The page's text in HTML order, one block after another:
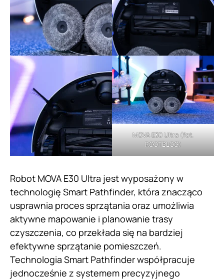
MOVA E30 Ultra (fot.
ROOTBLOG)
Robot MOVA E30 Ultra jest wyposażony w
technologię Smart Pathfinder, która znacząco
usprawnia proces sprzątania oraz umożliwia
aktywne mapowanie i planowanie trasy
czyszczenia, co przekłada się na bardziej
efektywne sprzątanie pomieszczeń.
Technologia Smart Pathfinder współpracuje
jednocześnie z systemem precyzyjnego